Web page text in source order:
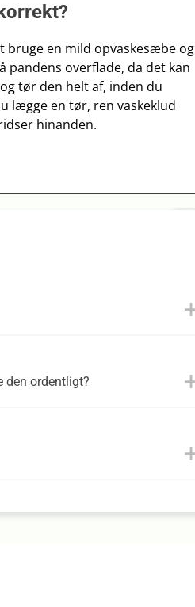
bruge en mild opvaskesæbe og
pandens overflade, da det kan
tør den helt af, inden du
lægge en tør, ren vaskeklud
hinanden.
den ordentligt?